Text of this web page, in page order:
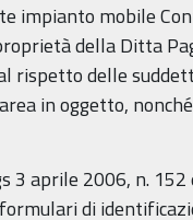
impianto mobile
della Ditta
delle
in oggetto,
aprile 2006, n.
di